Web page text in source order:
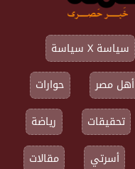
سياسة X سياسة
أهل مصر
حوارات
تحقيقات
رياضة
أسرتي
مقالات